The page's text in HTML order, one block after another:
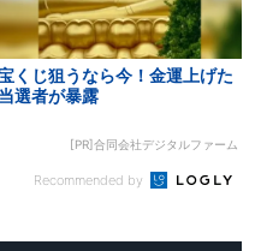
くじ狙うなら今！金運上げた
当選者が暴露
[PR]合同会社デジタルファーム
Recommended by